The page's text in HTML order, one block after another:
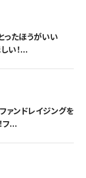
ったほうがいい
い！...
ファンドレイジングを
フ...